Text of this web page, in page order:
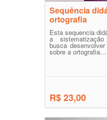
Sequência
ortografia
Esta sequencia
a
busca
sobre a ortografia...
R$ 23,00